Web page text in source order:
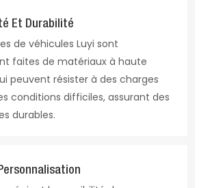
Et Durabilité
de véhicules Luyi sont
faites de matériaux à haute
peuvent résister à des charges
conditions difficiles, assurant des
durables.